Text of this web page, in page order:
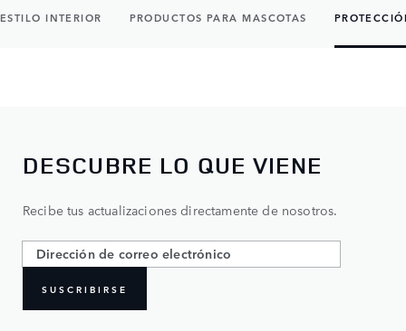
ESTILO INTERIOR PRODUCTOS PARA MASCOTAS
DESCUBRE LO QUE VIENE
Recibe tus actualizaciones directamente de nosotros.
SUSCRIBIRSE